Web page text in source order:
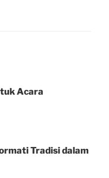
Acara
Tradisi dalam